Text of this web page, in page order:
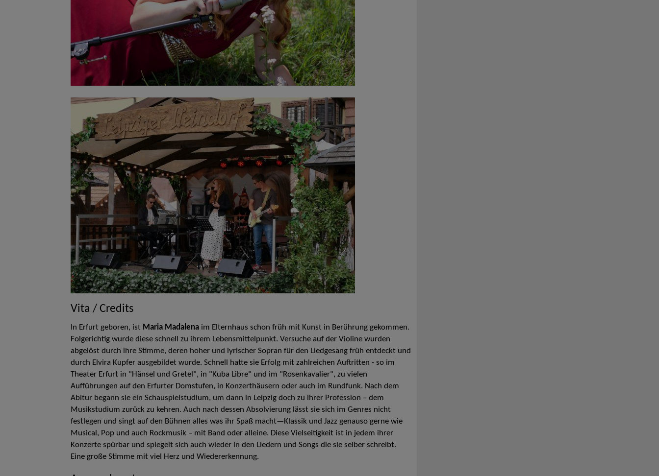
Vita / Credits
In Erfurt geboren, ist Maria Madalena im Elternhaus schon früh mit Kunst in Berührung gekommen.
Folgerichtig wurde diese schnell zu ihrem Lebensmittelpunkt. Versuche auf der Violine wurden
abgelöst durch ihre Stimme, deren hoher und lyrischer Sopran für den Liedgesang früh entdeckt und
durch Elvira Kupfer ausgebildet wurde. Schnell hatte sie Erfolg mit zahlreichen Auftritten - so im
Theater Erfurt in "Hänsel und Gretel", in "Kuba Libre" und im "Rosenkavalier", zu vielen
Aufführungen auf den Erfurter Domstufen, in Konzerthäusern oder auch im Rundfunk. Nach dem
Abitur begann sie ein Schauspielstudium, um dann in Leipzig doch zu ihrer Profession – dem
Musikstudium zurück zu kehren. Auch nach dessen Absolvierung lässt sie sich im Genres nicht
festlegen und singt auf den Bühnen alles was ihr Spaß macht—Klassik und Jazz genauso gerne wie
Musical, Pop und auch Rockmusik – mit Band oder alleine. Diese Vielseitigkeit ist in jedem ihrer
Konzerte spürbar und spiegelt sich auch wieder in den Liedern und Songs die sie selber schreibt.
Eine große Stimme mit viel Herz und Wiedererkennung.